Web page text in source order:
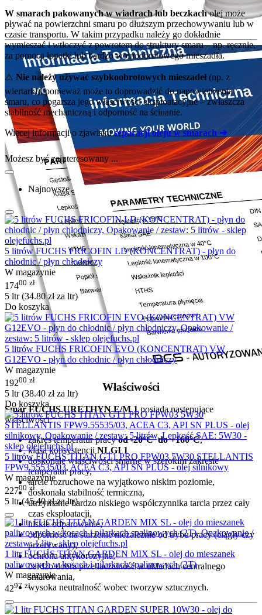
Właściwości
Smar FUCHS URETHYN E/M 1 posiada następujące
właściwości:
zakres temperatur pracyod -20°C do +160°C,
klasa konsystencji NLGI 1
doskonałe właściwości smarne w szerokim zakresie
temperatur pracy,
tarcie rozruchowe na wyjątkowo niskim poziomie,
doskonała stabilność termiczna,
utrzymanie bardzo niskiego współczynnika tarcia przez cały
czas eksploatacji,
niskie odparowanie,
odporność na starzenie niezależnie od trybu pracy (ciągły czy
przerywany),
ochrona antykorozyjna,
bardzo dobra przetłaczalność w układach centralnego
smarowania,
wysoka neutralność wobec tworzyw sztucznych.
W smarach pakowanych w wiadrach lub beczkacholej może
pływać na powierzchni smaru po dłuższym przechowywaniu lub w
czasie transportu. W takim przypadku należy go dokładnie
wymieszać i wtłoczyć z powrotem do struktury smaru – np. ręcznie,
za pomocą łopatki lub bardzo wolnoobrotowego mieszadła.
⚠️ Nie należy używać szybkoobrotowych mieszadeł(np. z
wiertarki), ponieważ może to doprowadzić do napowietrzenia
smaru, co pogarsza jego właściwości eksploatacyjne – zwłaszcza
stabilność mechaniczną i odporność na ścinanie.
Więcej informacji o zjawiskuseparacji oleju w smarach ➔
Możesz być zainteresowany ...
Najnowsze
5 litrów FUCHS FRICOFIN LD (KONCENTRAT) - płyn do
chłodnic / płyn chłodniczy
W magazynie
17400 zł
5 ltr (34.80złza ltr)
Do koszyka
5 litrów FUCHS FRICOFIN EVO (KONCENTRAT) VW
G12EVO - płyn do chłodnic / płyn chłodniczy
W magazynie
19200 zł
5 ltr (38.40 złza ltr)
Do koszyka
5 litrów FUCHS TITAN GT1 PRO FPW03 5W30 STELLANTIS
FPW9.55535/03, ACEA C3, API SN PLUS - olej silnikowy
W magazynie
22700 zł
5 ltr (45.40złza ltr)
1 litr FUCHS TITAN GARDEN MIX SL - olej do mieszanek
paliwowych w kosach i pilarkach spalinowych (2T)
W magazynie
4297 zł